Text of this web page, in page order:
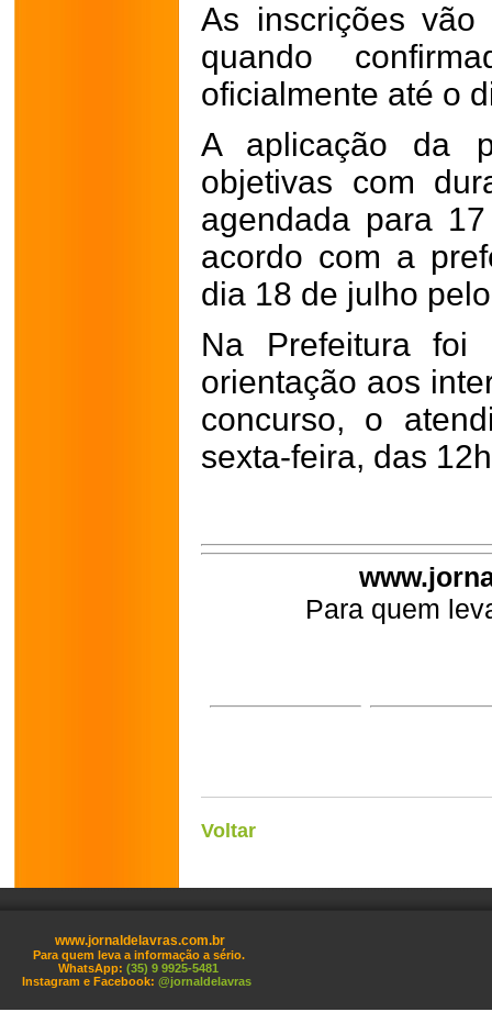
As inscrições
quando
oficialmente até o
A aplicação da
objetivas com
agendada para
acordo com a
dia 18 de julho
Na Prefeitura foi
orientação aos
concurso, o
sexta-feira, das
Para quem
Voltar
www.jornaldelavras.com.br
Para quem leva a informação a sério.
WhatsApp: (35) 9 9925-5481
Instagram e Facebook: @jornaldelavras